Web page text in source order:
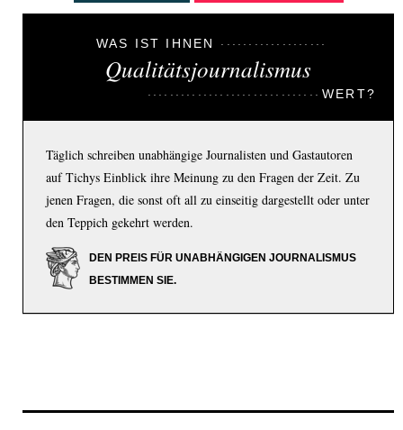
WAS IST IHNEN
Qualitätsjournalismus
WERT?
Täglich schreiben unabhängige Journalisten und Gastautoren
auf Tichys Einblick ihre Meinung zu den Fragen der Zeit. Zu
jenen Fragen, die sonst oft all zu einseitig dargestellt oder unter
den Teppich gekehrt werden.
DEN PREIS FÜR UNABHÄNGIGEN JOURNALISMUS
BESTIMMEN SIE.